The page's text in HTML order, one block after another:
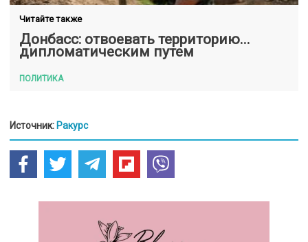
Читайте также
Донбасс: отвоевать территорию...
дипломатическим путем
ПОЛИТИКА
Источник: Ракурс